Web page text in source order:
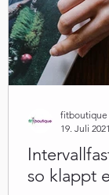
so klappt
fitboutique
19. Juli 2021